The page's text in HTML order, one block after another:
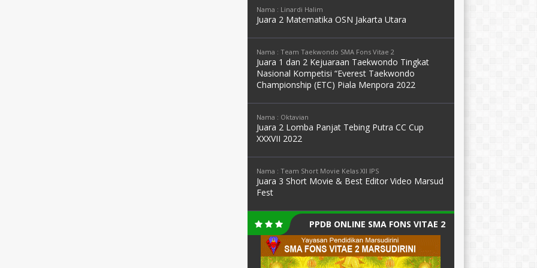
Nama : Linardi Halim
Juara 2 Matematika OSN Jakarta Utara
Nama : Team Taekwondo SMA Fons Vitae 2
Juara 1 dan 2 Kejuaraan Taekwondo Tingkat
Nasional Kompetisi “Everest Taekwondo
Championship (ETC) Piala Menpora 2022
Nama : Oktavian
Juara 2 Lomba Panjat Tebing Putra CC Cup
XXXVII 2022
Nama : Team Short Movie Kelas XII IPS
Juara 3 Short Movie & Best Editor Video Marsud
Fest
PPDB ONLINE SMA FONS VITAE 2